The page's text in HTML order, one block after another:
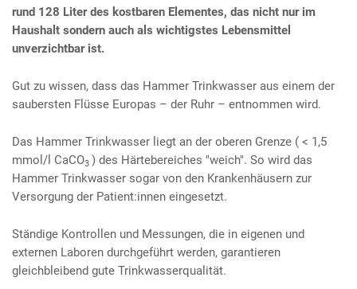
rund 128 Liter des kostbaren Elementes, das nicht nur im
Haushalt sondern auch als wichtigstes Lebensmittel
unverzichtbar ist.
Gut zu wissen, dass das Hammer Trinkwasser aus einem der
saubersten Flüsse Europas – der Ruhr – entnommen wird.
Das Hammer Trinkwasser liegt an der oberen Grenze ( < 1,5
mmol/l CaCO3 ) des Härtebereiches "weich". So wird das
Hammer Trinkwasser sogar von den Krankenhäusern zur
Versorgung der Patient:innen eingesetzt.
Ständige Kontrollen und Messungen, die in eigenen und
externen Laboren durchgeführt werden, garantieren
gleichbleibend gute Trinkwasserqualität.